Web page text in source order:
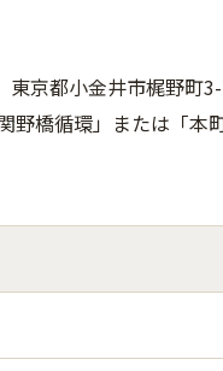
京都小金井市梶野町3-
野橋循環」または「